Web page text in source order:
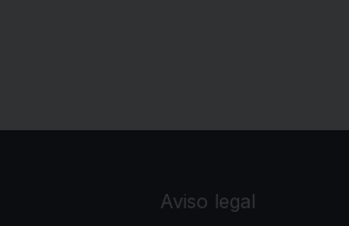
Aviso legal